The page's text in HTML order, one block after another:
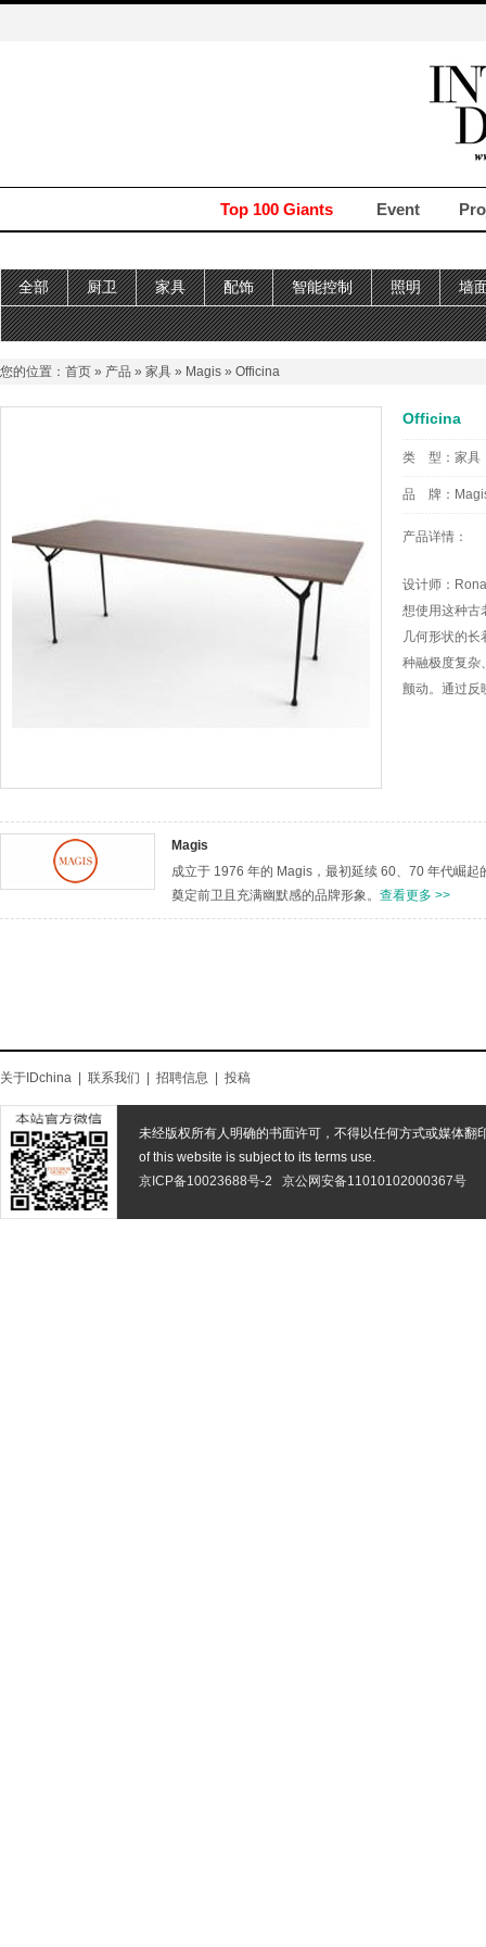
Top 100 Giants Event
全部 厨卫 家具 配饰 智能控制 照明 墙
您的位置： 首页 » 产品 » 家具 » Magis » Officina
Officina
类 型： 家具
品 牌：
产品详情：
设计师：
想使用这种古
几何形状的
种融极度复杂
颤动。通过反
Magis
成立于 1976 年的 Magis，最初延续 60、70 年代崛
奠定前卫且充满幽默感的品牌形象。 查看更多 >>
关于IDchina 联系我们 招聘信息 投稿
未经版权所有人明确的书面许可，不得以任何方式或媒体翻
of this website is subject to its terms use.
京ICP备10023688号-2
京公网安备11010102000367号